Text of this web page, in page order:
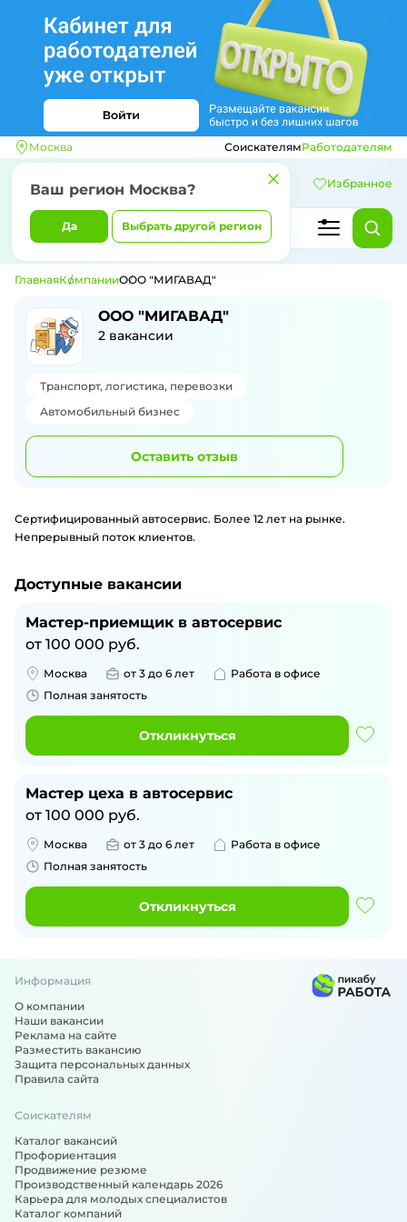
Москва
Ваш регион Москва?
Да Выбрать другой регион
СоискателямРаботодателям
Избранное
ГлавнаяКомпанииООО "МИГАВАД"
ООО "МИГАВАД"
2 вакансии
Транспорт, логистика, перевозки
Автомобильный бизнес
Оставить отзыв
Сертифицированный автосервис. Более 12 лет на рынке.
Непрерывный поток клиентов.
Доступные вакансии
Мастер-приемщик в автосервис
от 100 000 руб.
Москва от 3 до 6 лет
Работа в офисе
Полная занятость
Откликнуться
Мастер цеха в автосервис
от 100 000 руб.
Москва от 3 до 6 лет
Работа в офисе
Полная занятость
Откликнуться
Информация
О компании
Наши вакансии
Реклама на сайте
Разместить вакансию
Защита персональных данных
Правила сайта
Соискателям
Каталог вакансий
Профориентация
Продвижение резюме
Производственный календарь 2026
Карьера для молодых специалистов
Каталог компаний